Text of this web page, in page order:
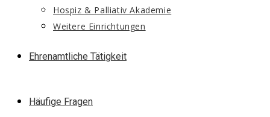
Hospiz & Palliativ Akademie
Weitere Einrichtungen
Ehrenamtliche Tätigkeit
Häufige Fragen